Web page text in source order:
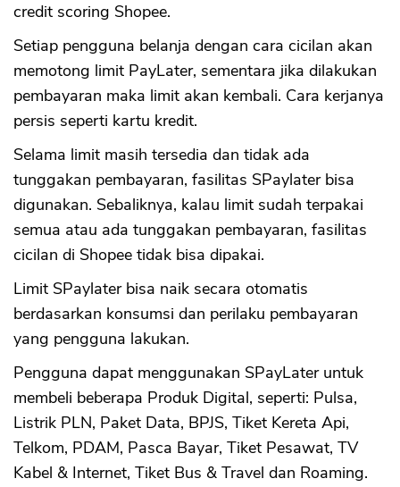
credit scoring Shopee.
Setiap pengguna belanja dengan cara cicilan akan
memotong limit PayLater, sementara jika dilakukan
pembayaran maka limit akan kembali. Cara kerjanya
persis seperti kartu kredit.
Selama limit masih tersedia dan tidak ada
tunggakan pembayaran, fasilitas SPaylater bisa
digunakan. Sebaliknya, kalau limit sudah terpakai
semua atau ada tunggakan pembayaran, fasilitas
cicilan di Shopee tidak bisa dipakai.
Limit SPaylater bisa naik secara otomatis
berdasarkan konsumsi dan perilaku pembayaran
yang pengguna lakukan.
Pengguna dapat menggunakan SPayLater untuk
membeli beberapa Produk Digital, seperti: Pulsa,
Listrik PLN, Paket Data, BPJS, Tiket Kereta Api,
Telkom, PDAM, Pasca Bayar, Tiket Pesawat, TV
Kabel & Internet, Tiket Bus & Travel dan Roaming.
OK
CANCEL